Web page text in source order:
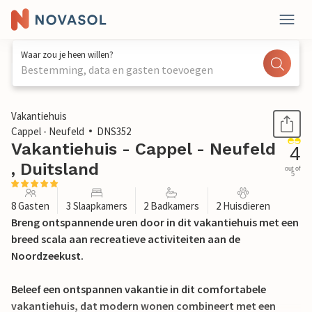
Waar zou je heen willen?
Bestemming, data en gasten toevoegen
1 / 22
Vakantiehuis
Cappel - Neufeld
DNS352
Vakantiehuis - Cappel - Neufeld
, Duitsland
4
out of
5
8 Gasten 3 Slaapkamers 2 Badkamers 2 Huisdieren
Breng ontspannende uren door in dit vakantiehuis met een
breed scala aan recreatieve activiteiten aan de
Noordzeekust.
Beleef een ontspannen vakantie in dit comfortabele
vakantiehuis, dat modern wonen combineert met een